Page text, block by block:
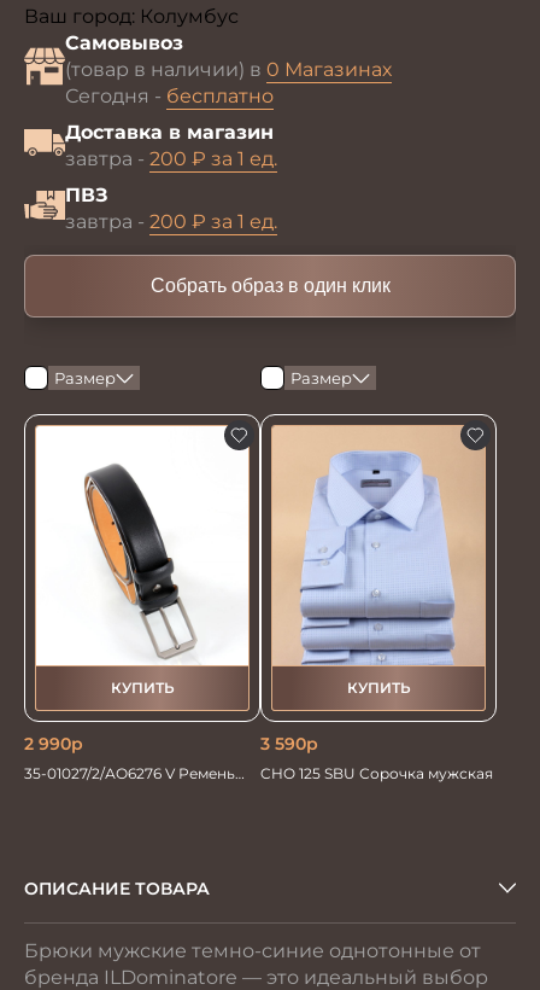
Ваш город: Колумбус
Самовывоз
(товар в наличии) в 0 Магазинах
Сегодня - бесплатно
Доставка в магазин
завтра - 200 ₽ за 1 ед.
ПВЗ
завтра - 200 ₽ за 1 ед.
Собрать образ в один клик
Размер
КУПИТЬ
2 990р
35-01027/2/АО6276 V Ремень
Размер
КУПИТЬ
3 590р
CHO 125 SBU Сорочка мужская
ОПИСАНИЕ ТОВАРА
Брюки мужские темно-синие однотонные от
бренда ILDominatore — это идеальный выбор